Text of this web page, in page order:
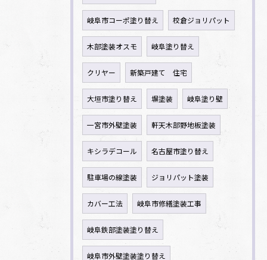
岐阜市コーポ塗り替え 校倉ジョリパット
木部塗装オスモ 岐阜塗り替え
クリヤー 新築戸建て 住宅
大垣市塗り替え 塀塗装 岐阜塗り壁
一宮市外壁塗装 軒天木部野地板塗装
キシラデコール 名古屋市塗り替え
駐車場の線塗装 ジョリパット塗装
カバー工法 岐阜市修繕塗装工事
岐阜鉄部塗装塗り替え
岐阜市外壁塗装塗り替え